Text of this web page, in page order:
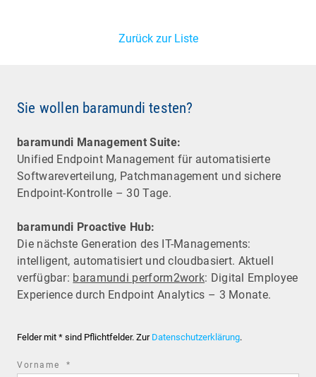
Zurück zur Liste
Sie wollen baramundi testen?
baramundi Management Suite:
Unified Endpoint Management für automatisierte
Software­verteilung, Patchmanagement und sichere
Endpoint-Kontrolle – 30 Tage.
baramundi Proactive Hub:
Die nächste Generation des IT-Managements:
intelligent, automatisiert und cloudbasiert. Aktuell
verfügbar: baramundi perform2work: Digital Employee
Experience durch Endpoint Analytics – 3 Monate.
Felder mit * sind Pflichtfelder. Zur Datenschutzerklärung.
Vorname *